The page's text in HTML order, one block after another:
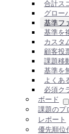
合計ス
グロー
基準フ
基準を
カスタ
顧客投
課題移
基準を
よくあ
必須ク
ボード
課題のプ
レポート
優先順位